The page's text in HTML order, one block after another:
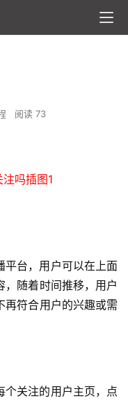
阅读 73
平台，用户可以在上面
，随着时间推移，用户
再符合用户的兴趣或需
个关注的用户主页，点